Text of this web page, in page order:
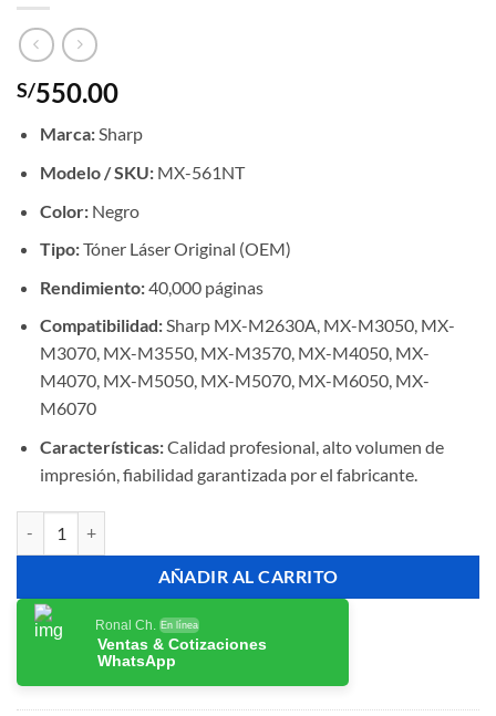
S/550.00
Marca:Sharp
Modelo / SKU:MX-561NT
Color:Negro
Tipo:Tóner Láser Original (OEM)
Rendimiento:40,000 páginas
Compatibilidad:Sharp MX-M2630A, MX-M3050, MX-
M3070, MX-M3550, MX-M3570, MX-M4050, MX-
M4070, MX-M5050, MX-M5070, MX-M6050, MX-
M6070
Características:Calidad profesional, alto volumen de
impresión, fiabilidad garantizada por el fabricante.
AÑADIR AL CARRITO
Ronal Ch. En línea
Ventas & Cotizaciones
WhatsApp